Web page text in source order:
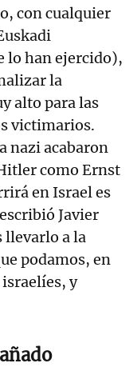
con cualquier
lo han ejercido),
la
alto para las
victimarios.
nazi acabaron
como Ernst
en Israel es
Javier
llevarlo a la
podamos, en
y